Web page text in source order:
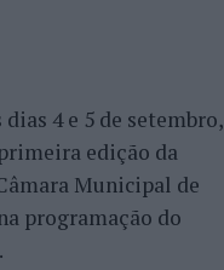
de Zandschulp,
Luciano
a participação
4 e 5 de setembro,
edição da
Municipal de
programação do